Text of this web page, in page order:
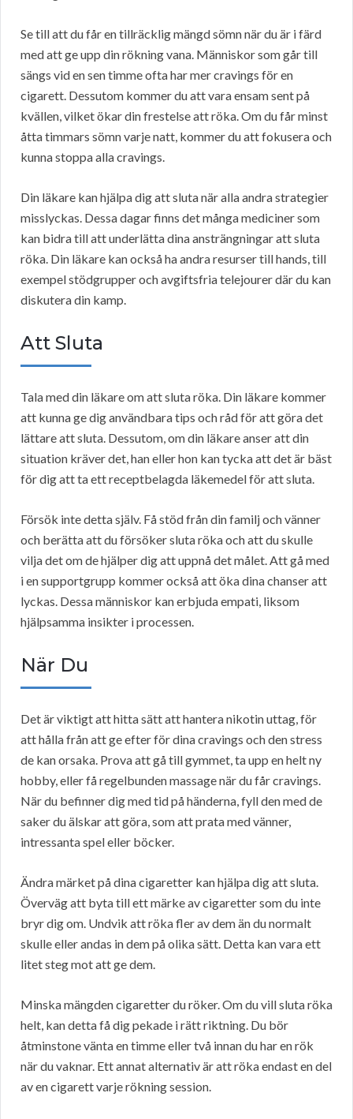
Se till att du får en tillräcklig mängd sömn när du är i färd
med att ge upp din rökning vana. Människor som går till
sängs vid en sen timme ofta har mer cravings för en
cigarett. Dessutom kommer du att vara ensam sent på
kvällen, vilket ökar din frestelse att röka. Om du får minst
åtta timmars sömn varje natt, kommer du att fokusera och
kunna stoppa alla cravings.
Din läkare kan hjälpa dig att sluta när alla andra strategier
misslyckas. Dessa dagar finns det många mediciner som
kan bidra till att underlätta dina ansträngningar att sluta
röka. Din läkare kan också ha andra resurser till hands, till
exempel stödgrupper och avgiftsfria telejourer där du kan
diskutera din kamp.
Att Sluta
Tala med din läkare om att sluta röka. Din läkare kommer
att kunna ge dig användbara tips och råd för att göra det
lättare att sluta. Dessutom, om din läkare anser att din
situation kräver det, han eller hon kan tycka att det är bäst
för dig att ta ett receptbelagda läkemedel för att sluta.
Försök inte detta själv. Få stöd från din familj och vänner
och berätta att du försöker sluta röka och att du skulle
vilja det om de hjälper dig att uppnå det målet. Att gå med
i en supportgrupp kommer också att öka dina chanser att
lyckas. Dessa människor kan erbjuda empati, liksom
hjälpsamma insikter i processen.
När Du
Det är viktigt att hitta sätt att hantera nikotin uttag, för
att hålla från att ge efter för dina cravings och den stress
de kan orsaka. Prova att gå till gymmet, ta upp en helt ny
hobby, eller få regelbunden massage när du får cravings.
När du befinner dig med tid på händerna, fyll den med de
saker du älskar att göra, som att prata med vänner,
intressanta spel eller böcker.
Ändra märket på dina cigaretter kan hjälpa dig att sluta.
Överväg att byta till ett märke av cigaretter som du inte
bryr dig om. Undvik att röka fler av dem än du normalt
skulle eller andas in dem på olika sätt. Detta kan vara ett
litet steg mot att ge dem.
Minska mängden cigaretter du röker. Om du vill sluta röka
helt, kan detta få dig pekade i rätt riktning. Du bör
åtminstone vänta en timme eller två innan du har en rök
när du vaknar. Ett annat alternativ är att röka endast en del
av en cigarett varje rökning session.